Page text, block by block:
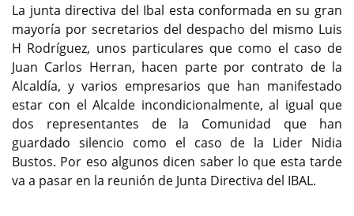
La junta directiva del Ibal esta conformada en su gran
mayoría por secretarios del despacho del mismo Luis
H Rodríguez, unos particulares que como el caso de
Juan Carlos Herran, hacen parte por contrato de la
Alcaldía, y varios empresarios que han manifestado
estar con el Alcalde incondicionalmente, al igual que
dos representantes de la Comunidad que han
guardado silencio como el caso de la Lider Nidia
Bustos. Por eso algunos dicen saber lo que esta tarde
va a pasar en la reunión de Junta Directiva del IBAL.